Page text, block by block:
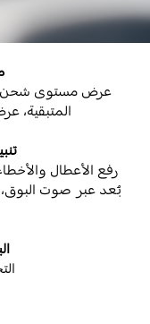
عرض مستوى شحن
المتبقية،
رفع الأعطال
بُعد عبر صوت